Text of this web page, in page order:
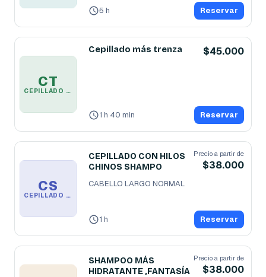
5 h Reservar
CT
CEPILLADO MÁS TRENZA
Cepillado más trenza $45.000
1 h 40 min Reservar
CS
CEPILLADO CON HILOS CHINOS SHAMPO
CEPILLADO CON HILOS
CHINOS SHAMPO
Precio a partir de
$38.000
CABELLO LARGO NORMAL
1 h Reservar
SHAMPOO MÁS
HIDRATANTE ,FANTASÍA
Precio a partir de
$38.000